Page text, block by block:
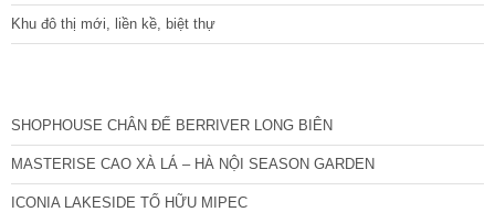
Khu đô thị mới, liền kề, biệt thự
SHOPHOUSE CHÂN ĐẾ BERRIVER LONG BIÊN
MASTERISE CAO XÀ LÁ – HÀ NỘI SEASON GARDEN
ICONIA LAKESIDE TỐ HỮU MIPEC